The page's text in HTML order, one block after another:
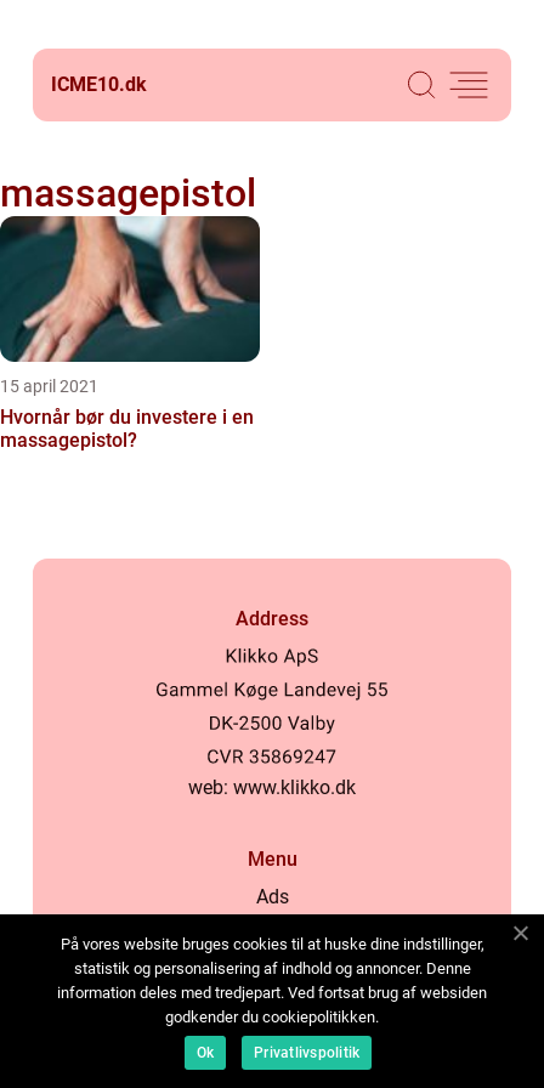
ICME10.dk
massagepistol
15 april 2021
Hvornår bør du investere i en
massagepistol?
Address
web: www.klikko.dk
Menu
Ads
Cookies
Contact
Sitemap
På vores website bruges cookies til at huske dine indstillinger,
statistik og personalisering af indhold og annoncer. Denne
information deles med tredjepart. Ved fortsat brug af websiden
godkender du cookiepolitikken.
Ok Privatlivspolitik